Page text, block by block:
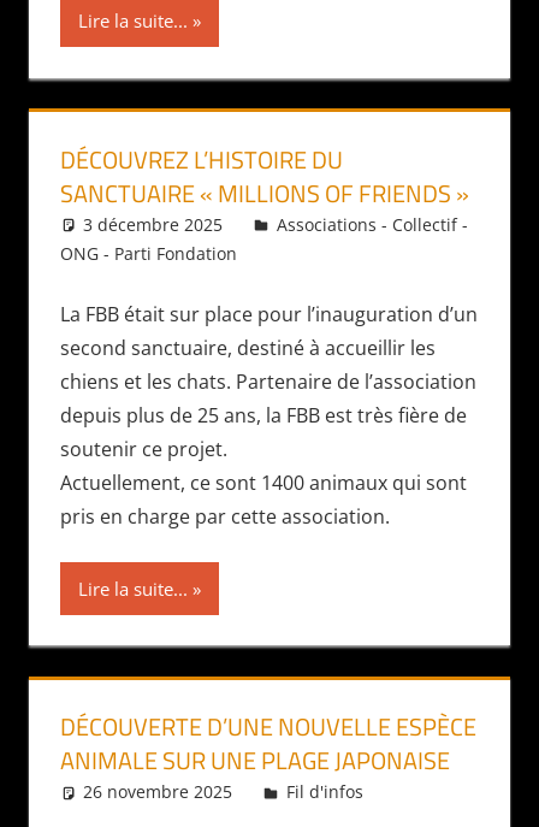
Lire la suite...
DÉCOUVREZ L’HISTOIRE DU
SANCTUAIRE « MILLIONS OF FRIENDS »
3 décembre 2025 Daniel
Associations - Collectif -
ONG - Parti Fondation
La FBB était sur place pour l’inauguration d’un
second sanctuaire, destiné à accueillir les
chiens et les chats. Partenaire de l’association
depuis plus de 25 ans, la FBB est très fière de
soutenir ce projet.
Actuellement, ce sont 1400 animaux qui sont
pris en charge par cette association.
Lire la suite...
DÉCOUVERTE D’UNE NOUVELLE ESPÈCE
ANIMALE SUR UNE PLAGE JAPONAISE
26 novembre 2025 Daniel
Fil d'infos